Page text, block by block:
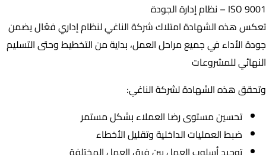
ISO 9001 – نظام إدارة الجودة
تعكس هذه الشهادة امتلاك شركة الناغي لنظام إداري فعّال يضمن
جودة الأداء في جميع مراحل العمل، بداية من التخطيط وحتى التسليم
النهائي للمشروعات
وتحقق هذه الشهادة لشركة الناغي:
تحسين مستوى رضا العملاء بشكل مستمر
ضبط العمليات الداخلية وتقليل الأخطاء